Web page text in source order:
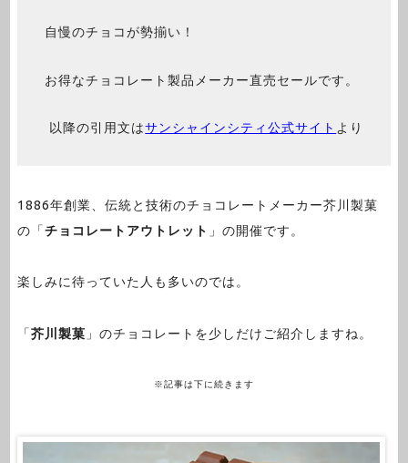
自慢のチョコが勢揃い！
お得なチョコレート製品メーカー直売セールです。
以降の引用文はサンシャインシティ公式サイト より
1886年創業、伝統と技術のチョコレートメーカー芥川製菓
の「チョコレートアウトレット 」の開催です。
楽しみに待っていた人も多いのでは。
「芥川製菓 」のチョコレートを少しだけご紹介しますね。
※記事は下に続きます